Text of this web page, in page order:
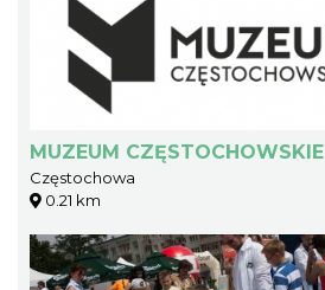
MUZEUM CZĘSTOCHOWSKIE
Częstochowa
0.21 km